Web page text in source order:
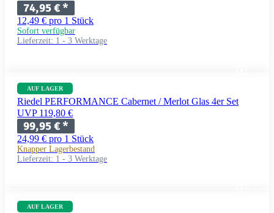
74,95 €*
12,49 € pro 1 Stück
Sofort verfügbar
Lieferzeit: 1 - 3 Werktage
AUF LAGER
Riedel PERFORMANCE Cabernet / Merlot Glas 4er Set
UVP 119,80 €
99,95 €*
24,99 € pro 1 Stück
Knapper Lagerbestand
Lieferzeit: 1 - 3 Werktage
AUF LAGER